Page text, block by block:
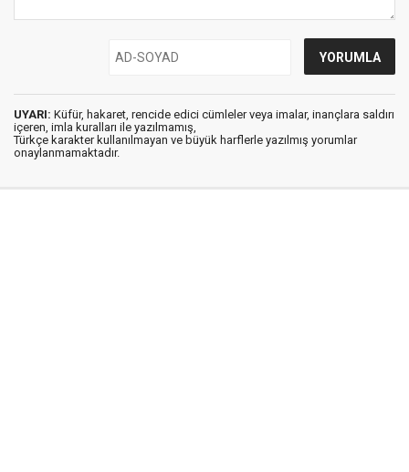
UYARI: Küfür, hakaret, rencide edici cümleler veya imalar, inançlara saldırı
içeren, imla kuralları ile yazılmamış,
Türkçe karakter kullanılmayan ve büyük harflerle yazılmış yorumlar
onaylanmamaktadır.